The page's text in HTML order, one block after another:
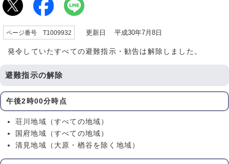
ページ番号 T1009932 更新日 平成30年7月8日
発令していたすべての避難指示・勧告は解除しました。
避難指示の解除
午後2時00分時点
荘川地域（すべての地域）
国府地域（すべての地域）
清見地域（大原・楢谷を除く地域）